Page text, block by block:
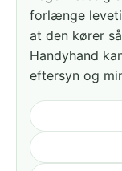
forlænge
at den kører
Handyhand
eftersyn og